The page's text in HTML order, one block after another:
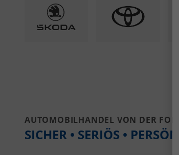
AUTOMOBILHANDEL VON DER
SICHER • SERIÖS •